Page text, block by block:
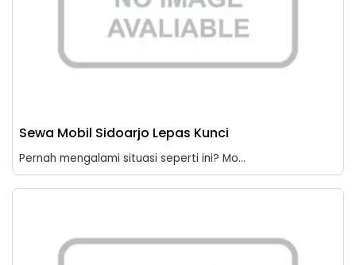
Sewa Mobil Sidoarjo Lepas Kunci
Pernah mengalami situasi seperti ini? Mo...